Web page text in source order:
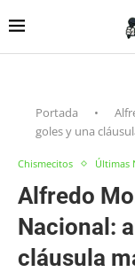
Portada •
goles y una
Chismecitos Últimas
Alfredo
Nacional:
cláusula